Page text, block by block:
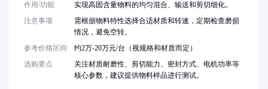
作用/功能
实现高固含量物料的均匀混合、输送和剪切细化。
注意事项
需根据物料特性选择合适材质和转速，定期检查磨损
情况，避免空转。
参考价格区间
约2万-20万元/台（视规格和材质而定）
选购要点
关注材质耐磨性、剪切能力、密封方式、电机功率等
核心参数，建议提供物料样品进行测试。